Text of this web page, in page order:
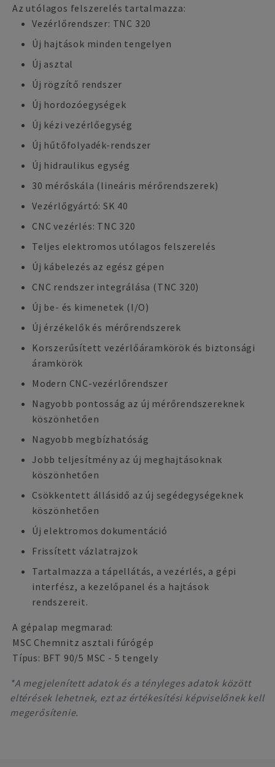
Az utólagos felszerelés tartalmazza:
Vezérlőrendszer: TNC 320
Új hajtások minden tengelyen
Új asztal
Új rögzítő rendszer
Új hordozóegységek
Új kézi vezérlőegység
Új hűtőfolyadék-rendszer
Új hidraulikus egység
30 mérőskála (lineáris mérőrendszerek)
Vezérlőgyártó: SK 40
CNC vezérlés: TNC 320
Teljes elektromos utólagos felszerelés
Új kábelezés az egész gépen
CNC rendszer integrálása (TNC 320)
Új be- és kimenetek (I/O)
Új érzékelők és mérőrendszerek
Korszerűsített vezérlőáramkörök és biztonsági
áramkörök
Modern CNC-vezérlőrendszer
Nagyobb pontosság az új mérőrendszereknek
köszönhetően
Nagyobb megbízhatóság
Jobb teljesítmény az új meghajtásoknak
köszönhetően
Csökkentett állásidő az új segédegységeknek
köszönhetően
Új elektromos dokumentáció
Frissített vázlatrajzok
Tartalmazza a tápellátás, a vezérlés, a gépi
interfész, a kezelőpanel és a hajtások
rendszereit.
A gépalap megmarad:
MSC Chemnitz asztali fúrógép
Típus: BFT 90/5 MSC - 5 tengely
*A megjelenített adatok és a tényleges adatok között
eltérések lehetnek, ezt az értékesítési képviselőnek kell
megerősítenie.